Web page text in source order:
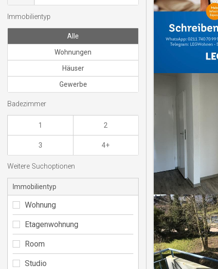
Immobilientyp
Alle
Wohnungen
Häuser
Gewerbe
Badezimmer
1 2
3 4+
Weitere Suchoptionen
Immobilientyp
Wohnung
Etagenwohnung
Room
Studio